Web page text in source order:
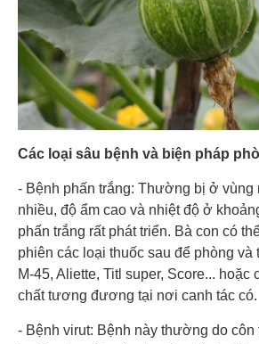
Các loại sâu bệnh và biện pháp
- Bệnh phấn trắng: Thường bị ở vùng
nhiều, độ ẩm cao và nhiệt độ ở
phấn trắng rất phát triển. Bà con có
phiên các loại thuốc sau để phòng và
M-45, Aliette, Titl super, Score... hoặc
chất tương đương tại nơi canh tác có.
- Bệnh virut: Bệnh này thường do côn